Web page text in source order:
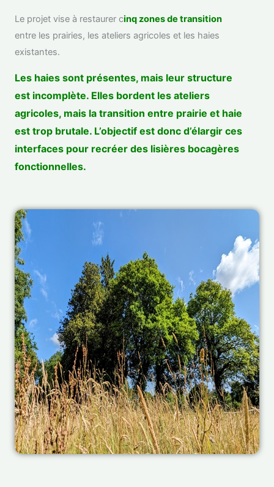
Le projet vise à restaurer cinq zones de transition
entre les prairies, les ateliers agricoles et les haies
existantes.
Les haies sont présentes, mais leur structure
est incomplète. Elles bordent les ateliers
agricoles, mais la transition entre prairie et haie
est trop brutale. L’objectif est donc d’élargir ces
interfaces pour recréer des lisières bocagères
fonctionnelles.